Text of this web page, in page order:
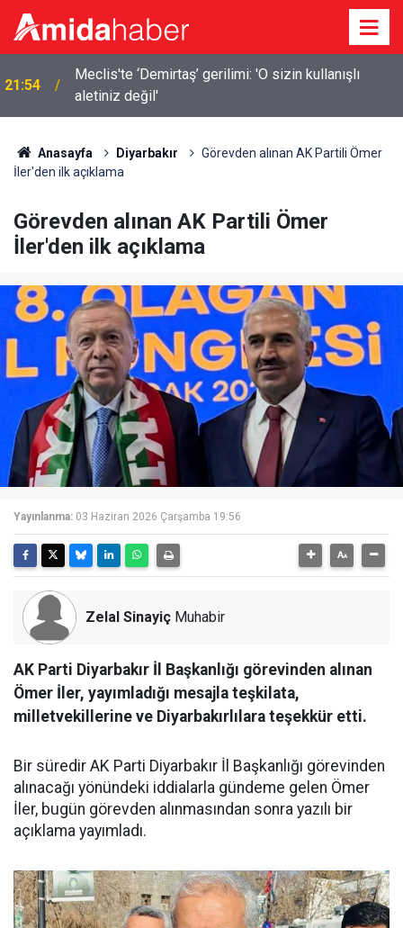
21:18
Elazığ’da 14 bin 894 afet konutu ve iş yeri inşa
edildi
Anasayfa Diyarbakır
Görevden alınan AK Partili Ömer
İler'den ilk açıklama
Görevden alınan AK Partili Ömer
İler'den ilk açıklama
Yayınlanma: 03 Haziran 2026 Çarşamba 19:56
Zelal Sinayiç Muhabir
AK Parti Diyarbakır İl Başkanlığı görevinden alınan
Ömer İler, yayımladığı mesajla teşkilata,
milletvekillerine ve Diyarbakırlılara teşekkür etti.
Bir süredir AK Parti Diyarbakır İl Başkanlığı görevinden
alınacağı yönündeki iddialarla gündeme gelen Ömer
İler, bugün görevden alınmasından sonra yazılı bir
açıklama yayımladı.